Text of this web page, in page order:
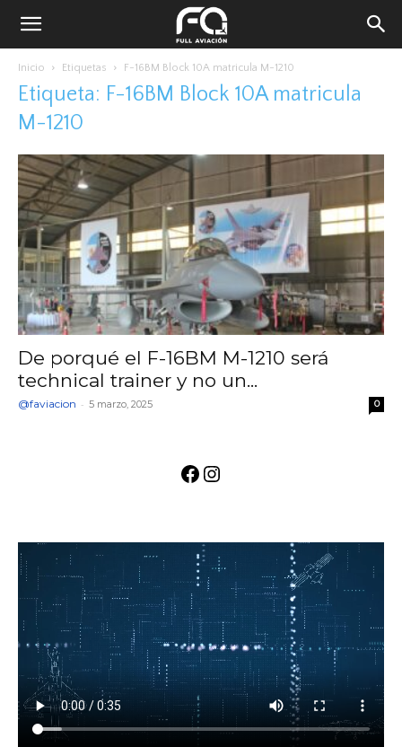
Inicio Etiquetas F-16BM Block 10A matricula M-1210
Etiqueta: F-16BM Block 10A matricula
M-1210
De porqué el F-16BM M-1210 será
technical trainer y no un...
@faviacion - 5 marzo, 2025 0
Facebook
Instagram